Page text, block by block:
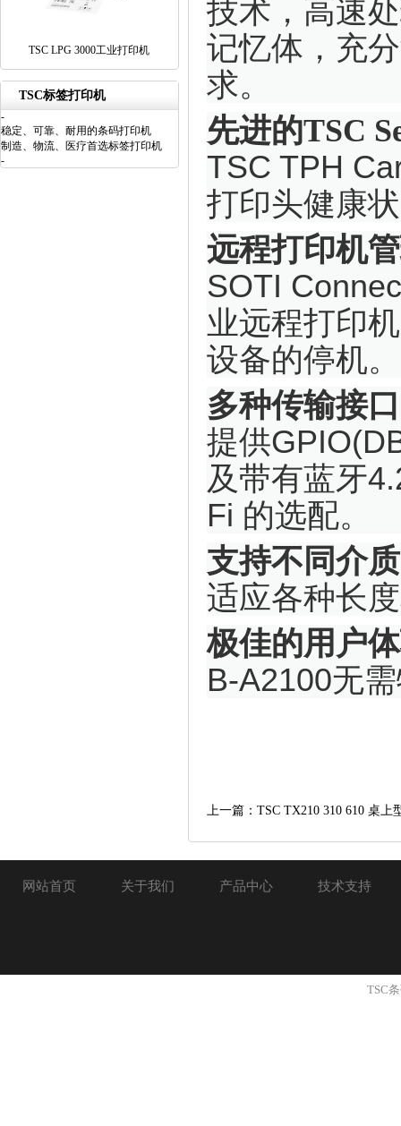
TSC LPG 3000工业打印机
TSC标签打印机
-
稳定、可靠、耐用的条码打印机
制造、物流、医疗首选标签打印机
-
技术，高速
记忆体，充
求。
先进的TSC
TSC TPH
打印头健康
远程打印机
SOTI
业远程打印
设备的停机。
多种传输接口
提供
及带有蓝牙
Fi 的选配。
支持不同介质
适应各种长
极佳的用户
B-A2100无
上一篇：TSC TX210 310 610 桌上
网站首页 关于我们 产品中心 技术支持
TSC